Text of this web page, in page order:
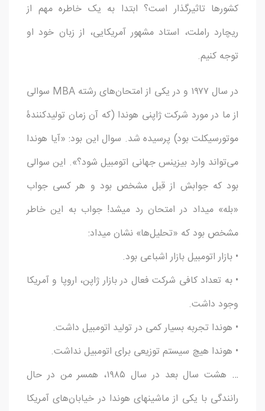
کشورها تاثیرگذار است؟ ابتدا به یک خاطره مهم از
ریچارد راملت، استاد مشهور آمریکایی، از زبان خود او
توجه کنیم.
در سال ۱۹۷۷ و در یکی از امتحان‌های رشته MBA سوالی
از ما در مورد شرکت ژاپنی هوندا (که آن زمان تولیدکنندۀ
موتورسیکلت بود) پرسیده شد. سوال این بود: «آیا هوندا
می‌تواند وارد بیزینس جهانی اتومبیل شود؟». این سوالی
بود که جوابش از قبل مشخص بود و هر کسی جواب
«بله» میداد در امتحان رد میشد! جواب به این خاطر
مشخص بود که «تحلیل‌ها» نشان میداد:
• بازار اتومبیل بازار اشباعی بود.
• به تعداد کافی شرکت فعال در بازار ژاپن، اروپا و آمریکا
وجود داشت.
• هوندا تجربه بسیار کمی در تولید اتومبیل داشت.
• هوندا هیچ سیستم توزیعی برای اتومبیل نداشت.
… هشت سال بعد در سال ۱۹۸۵، همسر من در حال
رانندگی با یکی از ماشینهای هوندا در خیابان‌های آمریکا